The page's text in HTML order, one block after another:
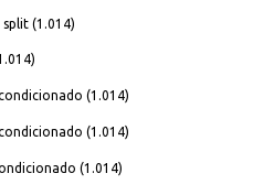
split (1.014)
(1.014)
(1.014)
(1.014)